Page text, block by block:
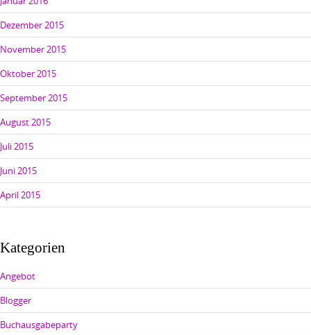
Dezember 2015
November 2015
Oktober 2015
September 2015
August 2015
Juli 2015
Juni 2015
April 2015
Kategorien
Angebot
Blogger
Buchausgabeparty